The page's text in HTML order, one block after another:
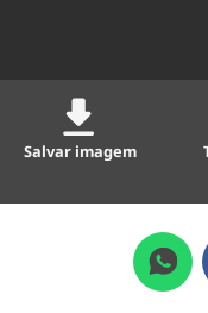
Salvar imagem